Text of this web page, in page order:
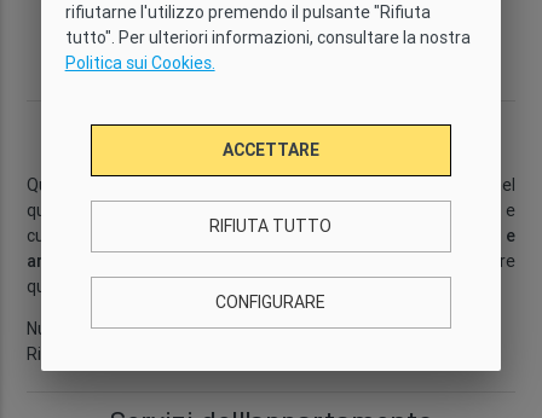
Bagni
2
Dimensione
80 m
Piano
Quartiere
Descrizione
Questo
si trova nel
quartiere di
, quindi soggiornerai in una zona vivace e
culturale, vicino al
Monte Montjuïc . Con
connessione WiFi e
aria condizionata disponibili
, è il luogo ideale per trascorrere
qualche giorno nella città di Barcellona.
Numero di licenza: HUTB-076915
Riferimento GI2390
rifiutarne l'utilizzo premendo il pulsante "Rifiuta
tutto". Per ulteriori informazioni, consultare la nostra
Politica sui Cookies.
ACCETTARE
RIFIUTA TUTTO
CONFIGURARE